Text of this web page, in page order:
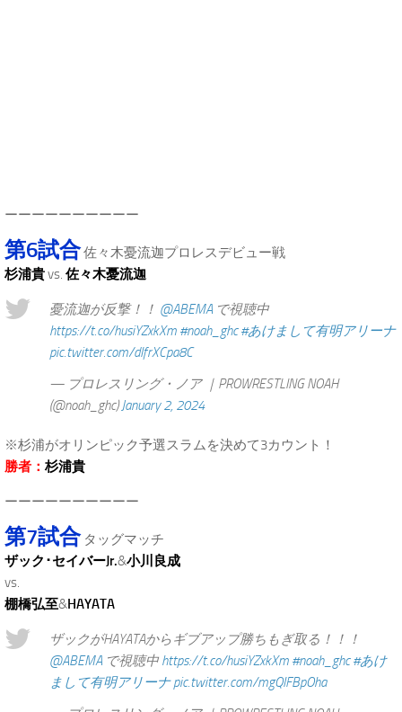
ーーーーーーーーーー
第6試合佐々木憂流迦プロレスデビュー戦
杉浦貴vs. 佐々木憂流迦
憂流迦が反撃！！ @ABEMA で視聴中
https://t.co/husiYZxkXm #noah_ghc #あけまして有明アリーナ
pic.twitter.com/dIfrXCpa8C
— プロレスリング・ノア ｜PROWRESTLING NOAH
(@noah_ghc)January 2, 2024
※杉浦がオリンピック予選スラムを決めて3カウント！
勝者： 杉浦貴
ーーーーーーーーーー
第7試合タッグマッチ
ザック･セイバーJr.&小川良成
vs.
棚橋弘至&HAYATA
ザックがHAYATAからギブアップ勝ちもぎ取る！！！
@ABEMA で視聴中 https://t.co/husiYZxkXm #noah_ghc #あけ
まして有明アリーナ pic.twitter.com/mgQIFBpOha